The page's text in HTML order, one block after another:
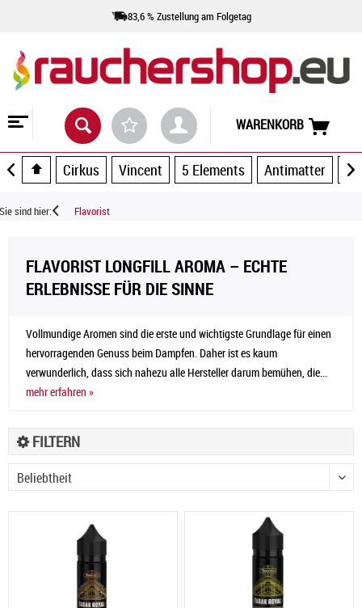
83,6 % Zustellung am Folgetag
WARENKORB
Cirkus Vincent 5 Elements Antimatter
Sie sind hier: Flavorist
FLAVORIST LONGFILL AROMA – ECHTE
ERLEBNISSE FÜR DIE SINNE
Vollmundige Aromen sind die erste und wichtigste Grundlage für einen
hervorragenden Genuss beim Dampfen. Daher ist es kaum
verwunderlich, dass sich nahezu alle Hersteller darum bemühen, die...
mehr erfahren »
FILTERN